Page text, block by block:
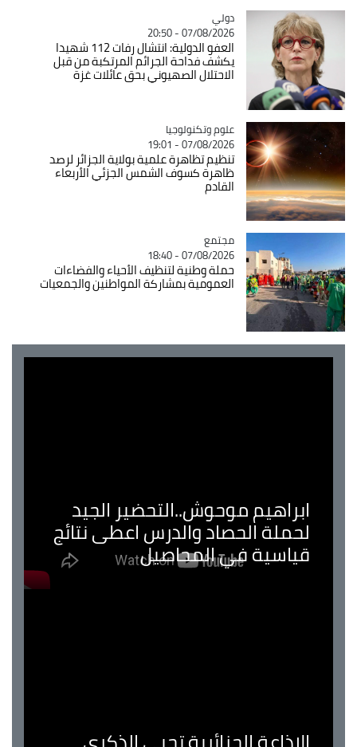
Catégorie
دولي
07/08/2026 - 20:50
العفو الدولية: انتشال رفات 112 شهيدا
يكشف فداحة الجرائم المرتكبة من قبل
الاحتلال الصهيوني بحق عائلات غزة
Catégorie
علوم وتكنولوجيا
07/08/2026 - 19:01
تنظيم تظاهرة علمية بولاية الجزائر لرصد
ظاهرة كسوف الشمس الجزئي الأربعاء
القادم
Catégorie
مجتمع
07/08/2026 - 18:40
حملة وطنية لتنظيف الأحياء والفضاءات
العمومية بمشاركة المواطنين والجمعيات
ابراهيم موحوش..التحضير الجيد
لحملة الحصاد والدرس اعطى نتائج
قياسية في المحاصيل